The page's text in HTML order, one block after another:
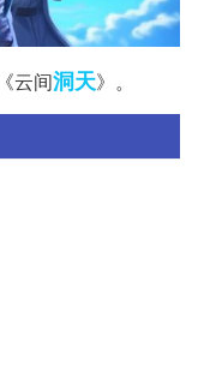
云间洞天》。